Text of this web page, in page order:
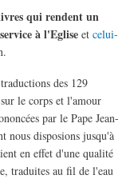
qui rendent un
à l'Eglise et celui-
des 129
sur le corps et l'amour
par le Pape Jean-
nous disposions jusqu'à
en effet d'une qualité
traduites au fil de l'eau